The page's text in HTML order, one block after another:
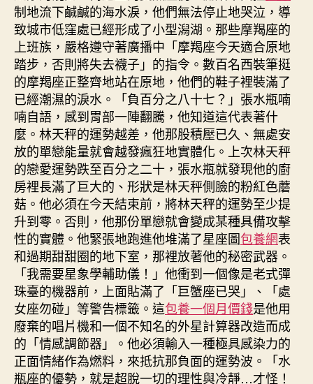
制地流下鹹鹹的海水淚，他們無法停止地哭泣，導
致城市低窪處已經形成了小型潟湖。那些摩羯座的
上班族，嚴格遵守著廣播中「摩羯座今天適合原地
踏步，否則將失去襪子」的指令。數百名西裝筆挺
的摩羯座正整齊地站在原地，他們的鞋子裡裝滿了
已經潮濕的淚水。「負百分之八十七？」張水瓶喃
喃自語，感到胃部一陣翻騰，他知道這代表著什
麼。林天秤的運勢越差，他那股積壓已久、無處安
放的單戀能量就會越發瘋狂地實體化。上次林天秤
的戀愛運勢跌至百分之二十，張水瓶就發現他的廚
房裡長滿了巨大的、形狀是林天秤側臉的粉紅色蘑
菇。他必須在今天結束前，將林天秤的運勢至少提
升到零。否則，他那份單戀就會變成某種具備攻擊
性的實體。他緊張地跑進他堆滿了星座圖包養網表
和過期甜甜圈的地下室，那裡放著他的秘密武器。
「我需要星象學輔助儀！」他衝到一個像是老式彈
珠臺的機器前，上面貼滿了「巨蟹座已哭」、「處
女座勿碰」等警告標籤。這包養一個月價錢是他用
廢棄的唱片機和一個不知名的外星計算器改造而成
的「情感調節器」。他必須輸入一種極具感染力的
正面情緒作為燃料，來抵抗那負面的運勢波。「水
瓶座的優勢，就是超脫一切的理性與冷靜…才怪！